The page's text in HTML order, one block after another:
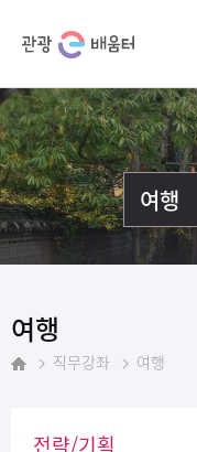
여행
직무강좌 여행
전략/기획